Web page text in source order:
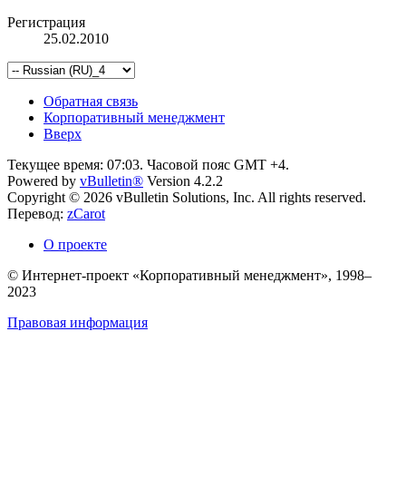
Регистрация
25.02.2010
Обратная связь
Корпоративный менеджмент
Вверх
Текущее время: 07:03. Часовой пояс GMT +4.
Powered by vBulletin® Version 4.2.2
Copyright © 2026 vBulletin Solutions, Inc. All rights reserved.
Перевод: zCarot
О проекте
© Интернет-проект «Корпоративный менеджмент», 1998–
2023
Правовая информация